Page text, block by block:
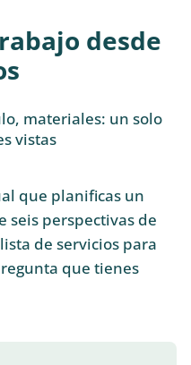
desde
materiales: un solo
vistas
que planificas un
seis perspectivas de
de servicios para
que tienes